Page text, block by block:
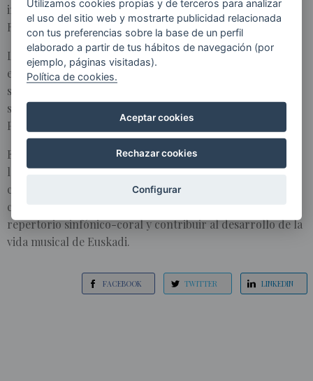
interpretado junto a directores legendarios como Simon
Rattle o Claudio Abbado, mentor de Lucas Macías.
Los conciertos con el Orfeón Donostiarra tendrán lugar
el 25 de septiembre en el Euskalduna de Bilbao, 28 de
septiembre en Jesús Guridi de Gasteiz, 29 y 30 de
septiembre en Kursaal y 3 de octubre en Baluarte de
Pamplona.
El Orfeón Donostiarra se suma así, una temporada más, a
los proyectos de Euskadiko Orkestra, reforzando una
colaboración histórica que ha permitido abordar
conjuntamente algunas de las obras más relevantes del
repertorio sinfónico-coral y contribuir al desarrollo de la
vida musical de Euskadi.
FACEBOOK TWITTER LINKEDIN
Utilizamos cookies propias y de terceros para analizar
el uso del sitio web y mostrarte publicidad relacionada
con tus preferencias sobre la base de un perfil
elaborado a partir de tus hábitos de navegación (por
ejemplo, páginas visitadas).
Política de cookies.
Aceptar cookies
Rechazar cookies
Configurar